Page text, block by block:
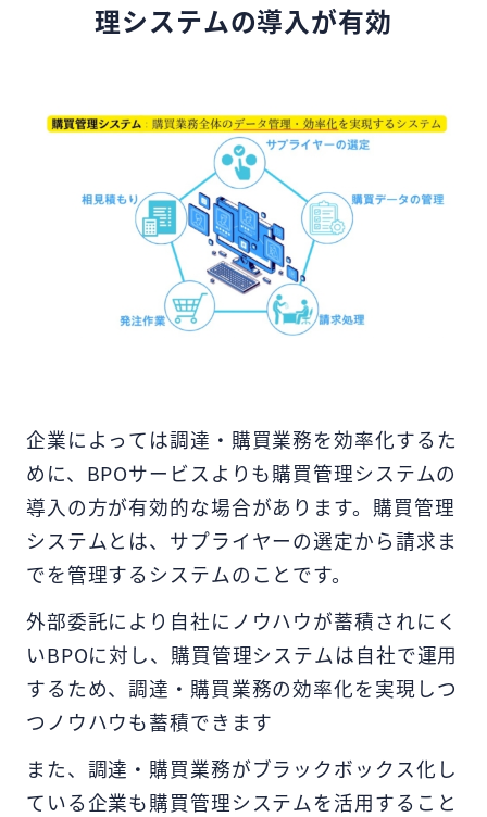
理システムの導入が有効
企業によっては調達・購買業務を効率化するた
めに、BPOサービスよりも購買管理システムの
導入の方が有効的な場合があります。購買管理
システムとは、サプライヤーの選定から請求ま
でを管理するシステムのことです。
外部委託により自社にノウハウが蓄積されにく
いBPOに対し、購買管理システムは自社で運用
するため、調達・購買業務の効率化を実現しつ
つノウハウも蓄積できます
また、調達・購買業務がブラックボックス化し
ている企業も購買管理システムを活用すること